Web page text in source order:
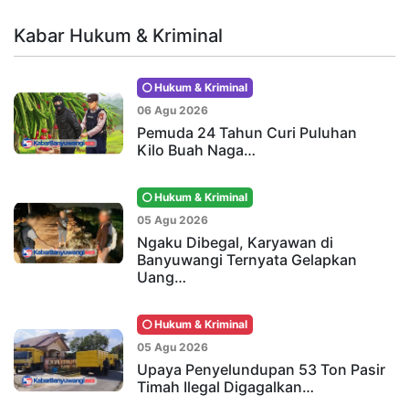
Kabar Hukum & Kriminal
Hukum & Kriminal
06 Agu 2026
Pemuda 24 Tahun Curi Puluhan
Kilo Buah Naga…
Hukum & Kriminal
05 Agu 2026
Ngaku Dibegal, Karyawan di
Banyuwangi Ternyata Gelapkan
Uang…
Hukum & Kriminal
05 Agu 2026
Upaya Penyelundupan 53 Ton Pasir
Timah Ilegal Digagalkan…